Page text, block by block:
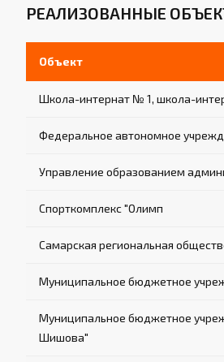
РЕАЛИЗОВАННЫЕ
Объект
Школа-интернат № 1, школа-
Федеральное автономное
Управление образованием
Спорткомплекс "Олимп
Самарская региональная
Муниципальное бюджетное
Муниципальное бюджетное
Шишова"